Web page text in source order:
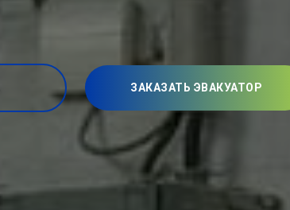
ЗАКАЗАТЬ ЭВАКУАТОР